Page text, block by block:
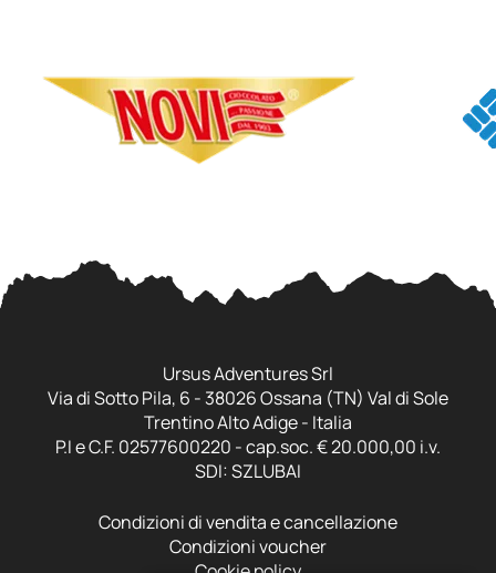
Ursus Adventures Srl
Via di Sotto Pila, 6 - 38026 Ossana (TN) Val di Sole
Trentino Alto Adige - Italia
P.I e C.F. 02577600220 - cap.soc. € 20.000,00 i.v.
SDI: SZLUBAI
Condizioni di vendita e cancellazione
Condizioni voucher